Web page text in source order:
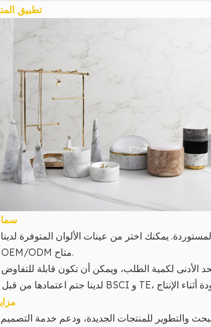
تطبيق
يمكنك
OEM/ODM متاح.
4. لدينا ج
والتطوير للمنتجات الجديدة، ودعم خدمة التصميم